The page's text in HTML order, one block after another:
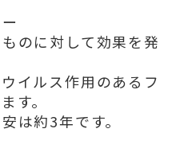
のに対して効果を発
イルス作用のあるフ
す。
は約3年です。